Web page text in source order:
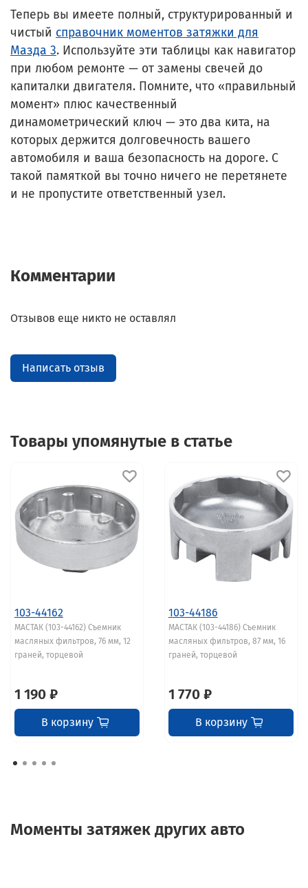
Теперь вы имеете полный, структурированный и
чистый справочник моментов затяжки для
Мазда 3. Используйте эти таблицы как навигатор
при любом ремонте — от замены свечей до
капиталки двигателя. Помните, что «правильный
момент» плюс качественный
динамометрический ключ — это два кита, на
которых держится долговечность вашего
автомобиля и ваша безопасность на дороге. С
такой памяткой вы точно ничего не перетянете
и не пропустите ответственный узел.
Комментарии
Отзывов еще никто не оставлял
Написать отзыв
Товары упомянутые в статье
103-44162
МАСТАК (103-44162) Съемник
масляных фильтров, 76 мм, 12
граней, торцевой
1 190 ₽
В корзину
103-44186
МАСТАК (103-44186) Съемник
масляных фильтров, 87 мм, 16
граней, торцевой
1 770 ₽
В корзину
Моменты затяжек других авто